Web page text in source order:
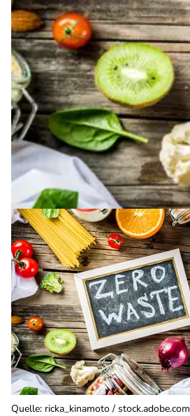
Quelle: ricka_kinamoto / stock.adobe.com